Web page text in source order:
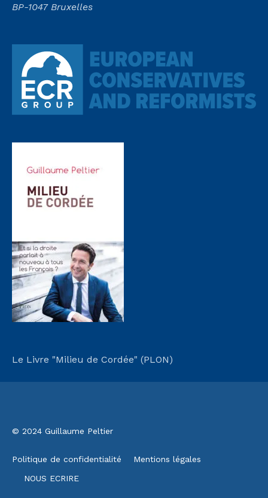
BP-1047 Bruxelles
Le Livre "Milieu de Cordée" (PLON)
© 2024 Guillaume Peltier
Politique de confidentialité
Mentions légales
NOUS ECRIRE